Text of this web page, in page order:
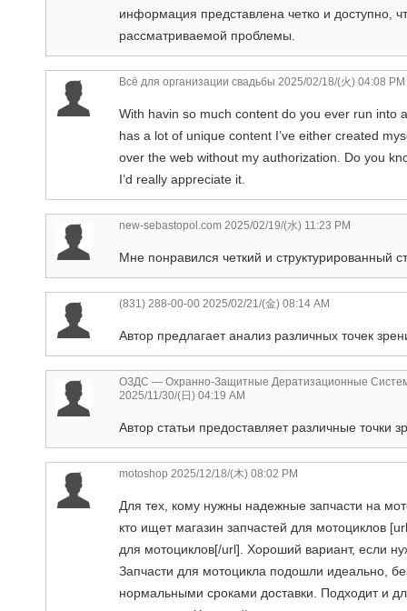
информация представлена четко и доступно,
рассматриваемой проблемы.
Всё для организации свадьбы 2025/02/18/(火) 04:08 PM
With havin so much content do you ever run into
has a lot of unique content I’ve either created
over the web without my authorization. Do you
I’d really appreciate it.
new-sebastopol.com 2025/02/19/(水) 11:23 PM
Мне понравился четкий и структурированный
(831) 288-00-00 2025/02/21/(金) 08:14 AM
Автор предлагает анализ различных точек
ОЗДС — Охранно-Защитные Дератизационные
2025/11/30/(日) 04:19 AM
Автор статьи предоставляет различные
motoshop 2025/12/18/(木) 08:02 PM
Для тех, кому нужны надежные запчасти на
кто ищет магазин запчастей для мотоциклов
для мотоциклов[/url]. Хороший вариант, если
Запчасти для мотоцикла подошли идеально,
нормальными сроками доставки. Подходит и